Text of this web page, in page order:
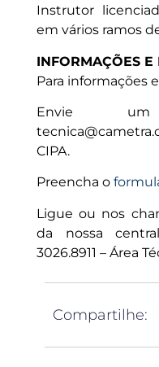
Instrutor
em vários ramos
INFORMAÇÕES E
Para informações
Envie
CIPA.
Preencha o
Ligue ou nos
da nossa
3026.8911 – Área
Compartilhe: